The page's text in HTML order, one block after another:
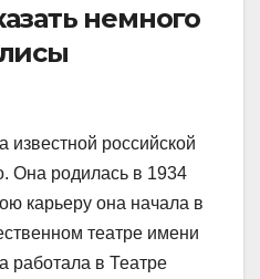
немного
российской
Она родилась в 1934
карьеру она начала в
театре имени
работала в Театре